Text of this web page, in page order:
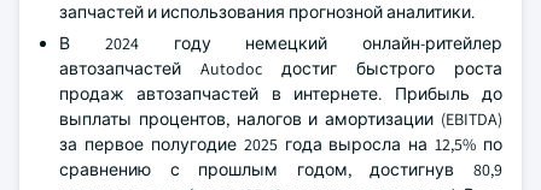
запчастей и использования прогнозной аналитики.
В 2024 году немецкий онлайн-ритейлер
автозапчастей Autodoc достиг быстрого роста
продаж автозапчастей в интернете. Прибыль до
выплаты процентов, налогов и амортизации (EBITDA)
за первое полугодие 2025 года выросла на 12,5% по
сравнению с прошлым годом, достигнув 80,9